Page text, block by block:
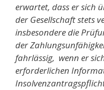
erwartet, dass er sich
der Gesellschaft stets
insbesondere die
der
fahrlässig, wenn er
erforderlichen